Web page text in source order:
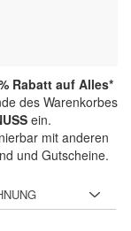
Rabatt auf Alles*
des Warenkorbes
ein.
mit anderen
und Gutscheine.